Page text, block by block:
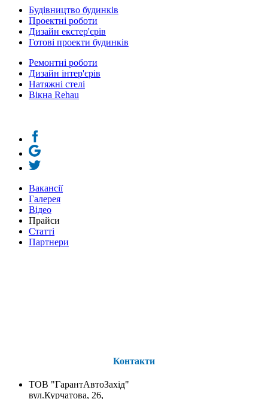
Будівництво будинків
Проектні роботи
Дизайн екстер'єрів
Готові проекти будинків
Ремонтні роботи
Дизайн інтер'єрів
Натяжні стелі
Вікна Rehau
Вакансії
Галерея
Відео
Прайси
Статті
Партнери
Контакти
ТОВ "ГарантАвтоЗахід"
вул.Курчатова, 26,